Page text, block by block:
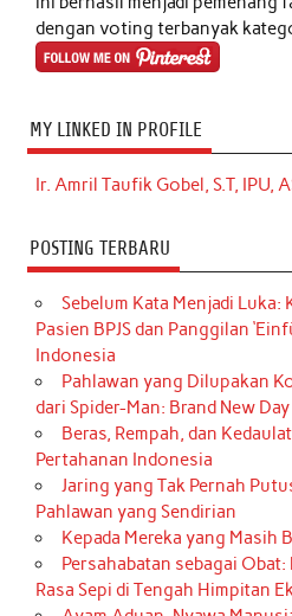
dengan voting terbanyak
MY LINKED IN PROFILE
Ir. Amril Taufik Gobel, S.T, IPU,
POSTING TERBARU
Sebelum Kata Menjadi Luka:
Pasien BPJS dan Panggilan
Indonesia
Pahlawan yang Dilupakan
dari Spider-Man: Brand New Day
Beras, Rempah, dan
Pertahanan Indonesia
Jaring yang Tak Pernah
Pahlawan yang Sendirian
Kepada Mereka yang Masih
Persahabatan sebagai
Rasa Sepi di Tengah Himpitan